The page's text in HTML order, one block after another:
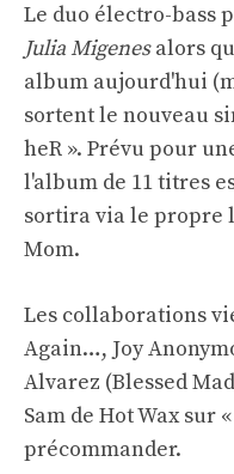
Le duo électro-bass
Julia Migenesalors
album aujourd'hui
sortent le nouveau
heR ». Prévu pour
l'album de 11 titres
sortira via le propre
Mom.
Les collaborations
Again…, Joy
Alvarez (Blessed
Sam de Hot Wax sur
précommander.